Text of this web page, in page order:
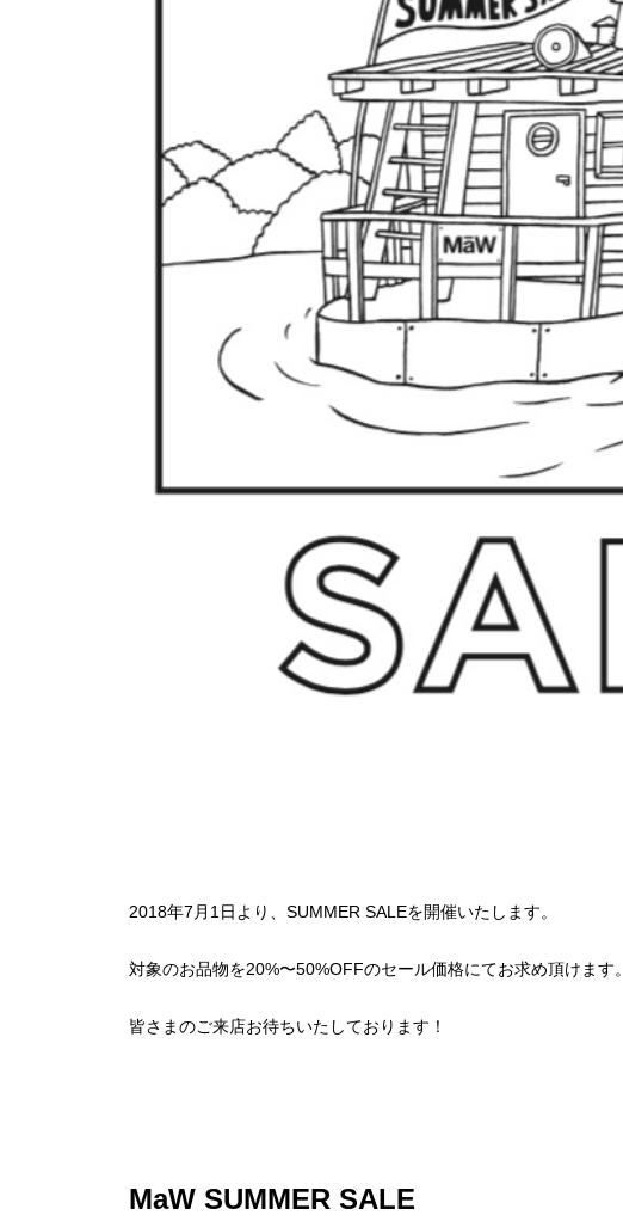
2018年7月1日より、SUMMER SALEを開催いたします。
対象のお品物を20%〜50%OFFのセール価格にてお求め頂けます。
皆さまのご来店お待ちいたしております！
MaW SUMMER SALE